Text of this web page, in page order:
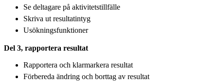
Se deltagare på aktivitetstillfälle
Skriva ut resultatintyg
Usökningsfunktioner
Del 3, rapportera resultat
Rapportera och klarmarkera resultat
Förbereda ändring och borttag av resultat